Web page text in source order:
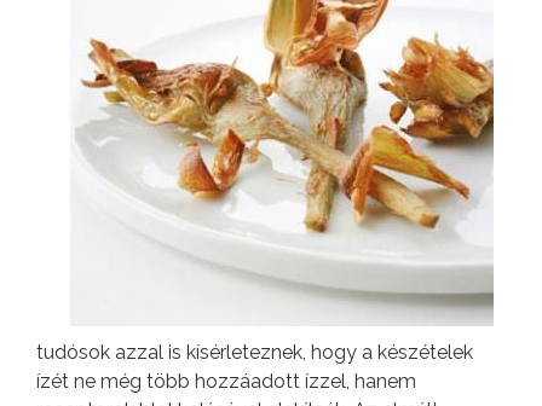
tudósok azzal is kísérleteznek, hogy a készételek
ízét ne még több hozzáadott ízzel, hanem